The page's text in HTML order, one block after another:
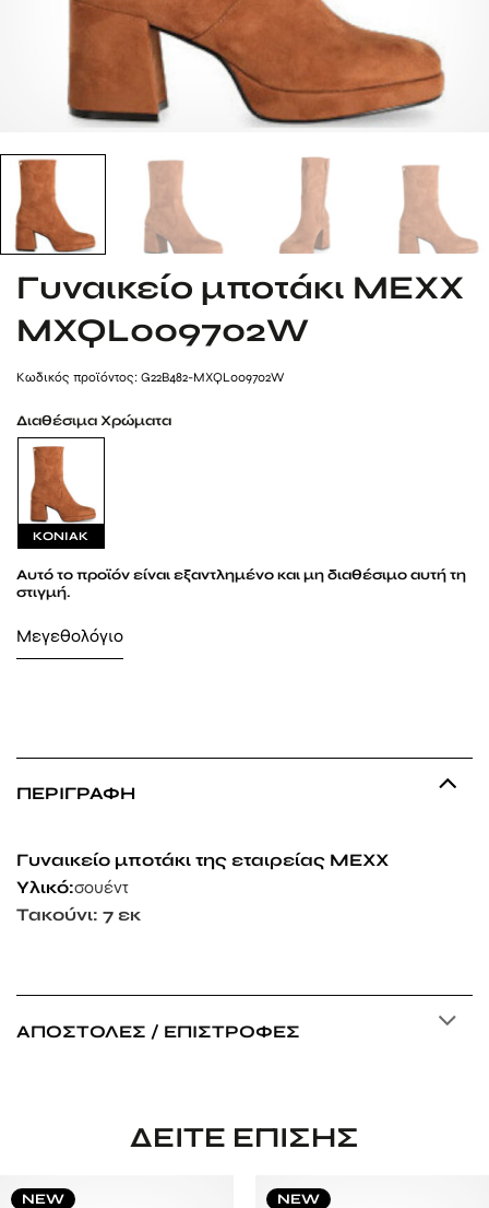
Γυναικείο μποτάκι MEXX
MXQL009702W
Kωδικός προϊόντος: G22B482-MXQL009702W
Διαθέσιμα Χρώματα
ΚΟΝΙΑΚ
Αυτό το προϊόν είναι εξαντλημένο και μη διαθέσιμο αυτή τη
στιγμή.
Μεγεθολόγιο
ΠΕΡΙΓΡΑΦΉ
Γυναικείο μποτάκι της εταιρείας MEXX
Υλικό:σουέντ
Τακούνι: 7 εκ
ΑΠΟΣΤΟΛΈΣ / ΕΠΙΣΤΡΟΦΈΣ
ΔΕΊΤΕ ΕΠΊΣΗΣ
NEW NEW